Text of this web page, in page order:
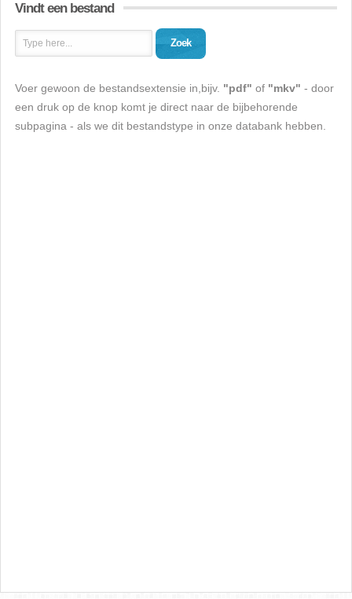
Vindt een bestand
Zoek
Voer gewoon de bestandsextensie in,bijv. "pdf" of "mkv" - door
een druk op de knop komt je direct naar de bijbehorende
subpagina - als we dit bestandstype in onze databank hebben.